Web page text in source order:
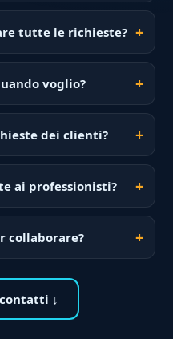
tutte le richieste?
voglio?
dei clienti?
ai professionisti?
collaborare?
↓